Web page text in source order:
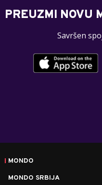
PREUZMI NOVU
Savršen
MONDO
MONDO SRBIJA